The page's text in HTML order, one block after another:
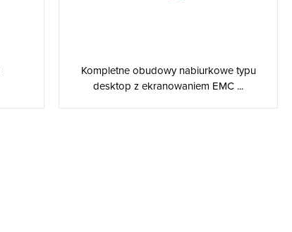
Kompletne obudowy nabiurkowe typu
desktop z ekranowaniem EMC ...